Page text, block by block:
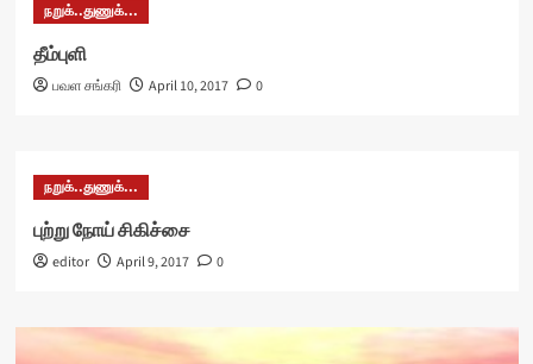
நறுக்..துணுக்...
தீம்புளி
பவள சங்கரி April 10, 2017 0
நறுக்..துணுக்...
புற்று நோய் சிகிச்சை
editor April 9, 2017 0